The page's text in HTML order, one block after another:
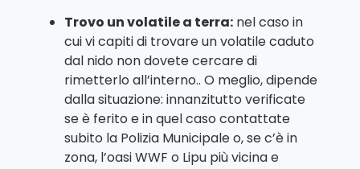
Trovo un volatile a terra: nel caso in
cui vi capiti di trovare un volatile caduto
dal nido non dovete cercare di
rimetterlo all’interno.. O meglio, dipende
dalla situazione: innanzitutto verificate
se è ferito e in quel caso contattate
subito la Polizia Municipale o, se c’è in
zona, l’oasi WWF o Lipu più vicina e